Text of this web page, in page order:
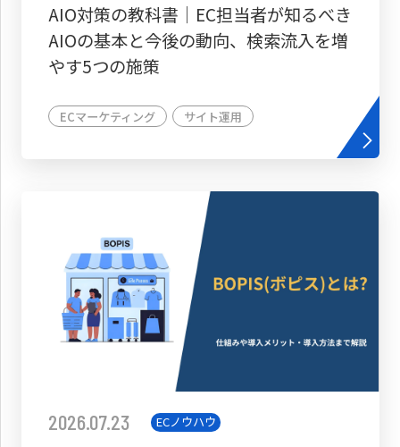
AIO対策の教科書│EC担当者が知るべき
AIOの基本と今後の動向、検索流入を増
やす5つの施策
ECマーケティング サイト運用
2026.07.23 ECノウハウ